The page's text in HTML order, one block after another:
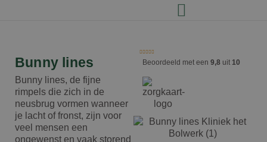
Bunny lines
Bunny lines, de fijne
rimpels die zich in de
neusbrug vormen wanneer
je lacht of fronst, zijn voor
veel mensen een
ongewenst en vaak storend
Beoordeeld met een 9,8 uit 10